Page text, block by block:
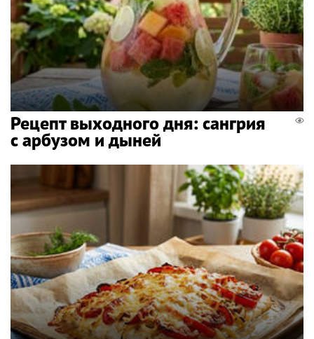
Рецепт выходного дня: сангрия
с арбузом и дыней